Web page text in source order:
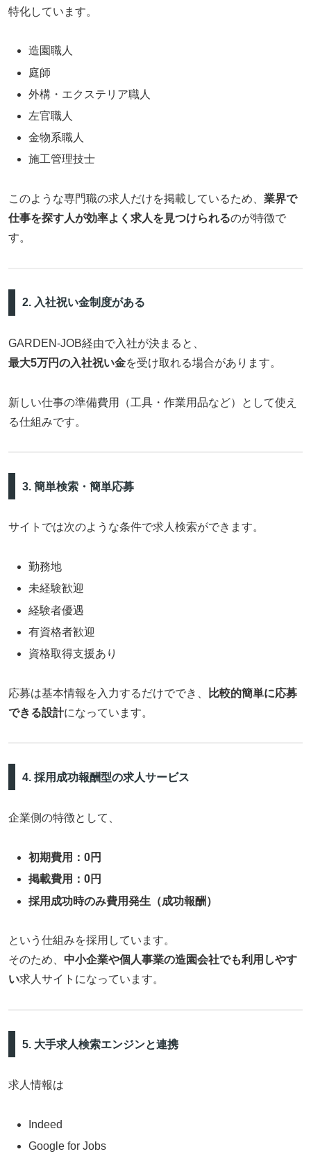
特化しています。
造園職人
庭師
外構・エクステリア職人
左官職人
金物系職人
施工管理技士
このような専門職の求人だけを掲載しているため、 業界で
仕事を探す人が効率よく求人を見つけられるのが特徴で
す。
2. 入社祝い金制度がある
GARDEN-JOB経由で入社が決まると、
最大5万円の入社祝い金を受け取れる場合があります。
新しい仕事の準備費用（工具・作業用品など）として使え
る仕組みです。
3. 簡単検索・簡単応募
サイトでは次のような条件で求人検索ができます。
勤務地
未経験歓迎
経験者優遇
有資格者歓迎
資格取得支援あり
応募は基本情報を入力するだけででき、
比較的簡単に応募
できる設計になっています。
4. 採用成功報酬型の求人サービス
企業側の特徴として、
初期費用：0円
掲載費用：0円
採用成功時のみ費用発生（成功報酬）
という仕組みを採用しています。
そのため、 中小企業や個人事業の造園会社でも利用しやす
い求人サイトになっています。
5. 大手求人検索エンジンと連携
求人情報は
Indeed
Google for Jobs